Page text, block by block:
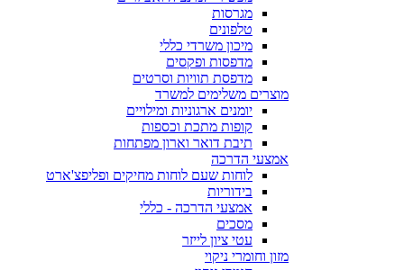
מגרסות
טלפונים
מיכון משרדי כללי
מדפסות ופקסים
מדפסת תוויות וסרטים
מוצרים משלימים למשרד
יומנים ארגוניות ומילויים
קופות מתכת וכספות
תיבת דואר וארון מפתחות
אמצעי הדרכה
לוחות שעם לוחות מחיקים ופליפצ'ארט
בידוריות
אמצעי הדרכה - כללי
מסכים
עטי ציון לייזר
מזון וחומרי ניקוי